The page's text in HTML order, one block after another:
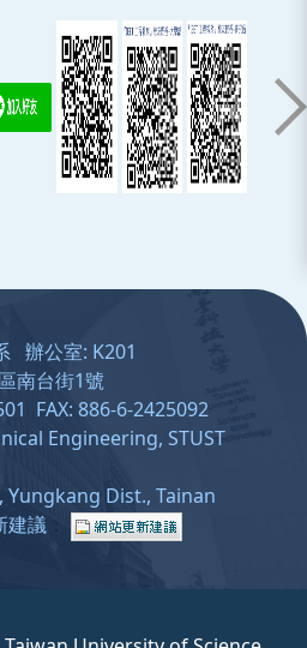
辦公室: K201
南台街1號
FAX: 886-6-2425092
Engineering, STUST
Yungkang Dist., Tainan
建議 ：